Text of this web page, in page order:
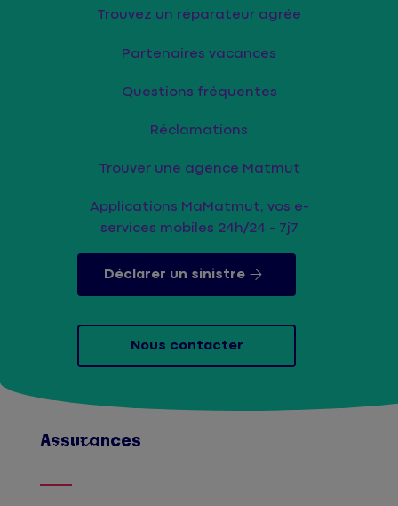
Trouvez un réparateur agrée
Partenaires vacances
Questions fréquentes
Réclamations
Trouver une agence Matmut
Applications MaMatmut, vos e-
services mobiles 24h/24 - 7j7
Déclarer un sinistre
Nous contacter
Assurances
Afficher